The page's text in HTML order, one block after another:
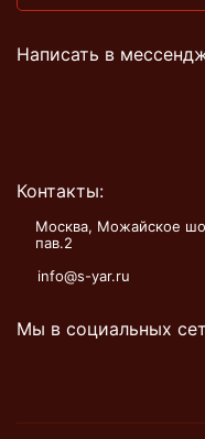
Написать в
Контакты:
Москва, Можайское
пав.2
info@s-yar.ru
Мы в социальных